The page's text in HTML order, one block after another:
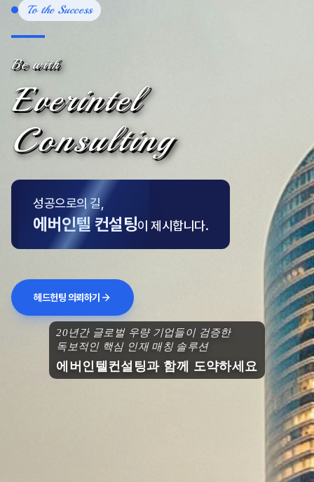
To the Success
Be with
Everintel
Consulting
성공으로의 길,
에버인텔 컨설팅이 제시합니다.
헤드헌팅 의뢰하기
20년간 글로벌 우량 기업들이 검증한
독보적인 핵심 인재 매칭 솔루션
에버인텔컨설팅과 함께 도약하세요